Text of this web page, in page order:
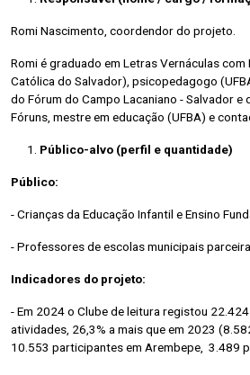
Romi Nascimento, coordendor do projeto.
Romi é graduado em Letras Vernáculas
Católica do Salvador), psicopedagogo
do Fórum do Campo Lacaniano - Salvador e
Fóruns, mestre em educação (UFBA) e
Público-alvo (perfil e quantidade)
Público:
- Crianças da Educação Infantil e Ensino
- Professores de escolas municipais
Indicadores do projeto:
- Em 2024 o Clube de leitura registou
atividades, 26,3% a mais que em 2023
10.553 participantes em Arembepe, 3.489